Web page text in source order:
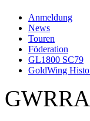
Anmeldung
News
Touren
Föderation
GL1800 SC79
GoldWing
GWRRA